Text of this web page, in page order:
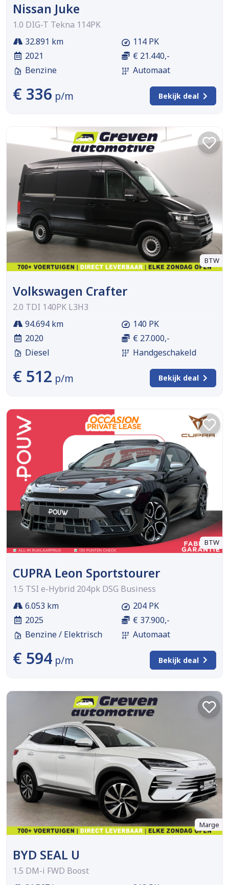
Nissan Juke
1.0 DIG-T Tekna 114PK
32.891 km
2021
Benzine
114 PK
€ 21.440,-
Automaat
€ 336 p/m Bekijk deal
BTW
Volkswagen Crafter
2.0 TDI 140PK L3H3
94.694 km
2020
Diesel
140 PK
€ 27.000,-
Handgeschakeld
€ 512 p/m Bekijk deal
BTW
CUPRA Leon Sportstourer
1.5 TSI e-Hybrid 204pk DSG Business
6.053 km
2025
Benzine / Elektrisch
204 PK
€ 37.900,-
Automaat
€ 594 p/m Bekijk deal
Marge
BYD SEAL U
1.5 DM-i FWD Boost